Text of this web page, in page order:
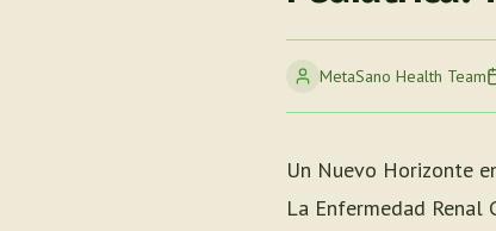
MetaSano Health Team
Un Nuevo Horizonte
La Enfermedad Renal